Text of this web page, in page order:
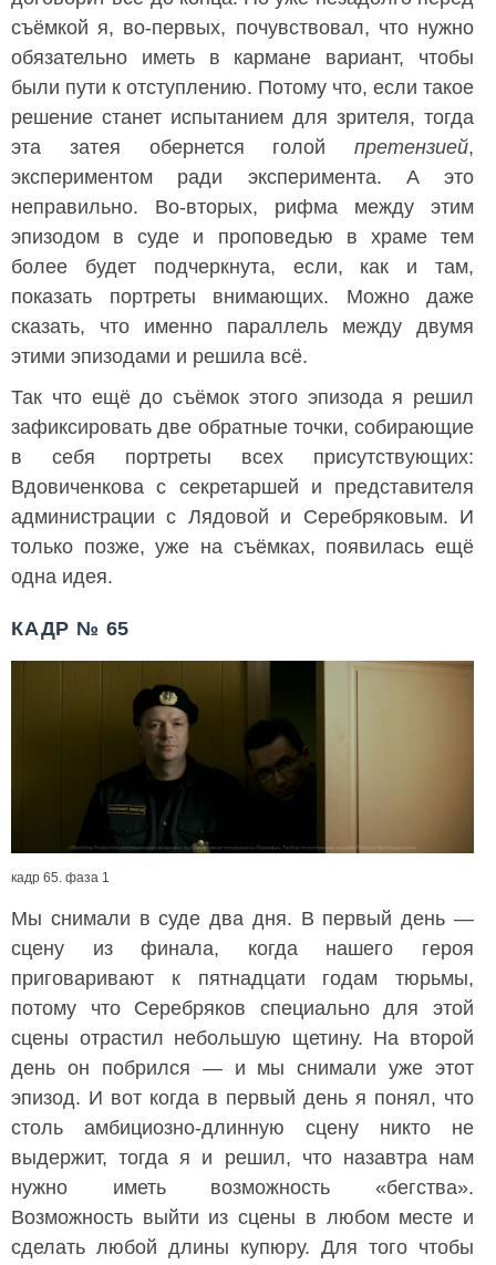
съёмкой я, во-первых, почувствовал, что нужно
обязательно иметь в кармане вариант, чтобы
были пути к отступлению. Потому что, если такое
решение станет испытанием для зрителя, тогда
эта затея обернется голой претензией,
экспериментом ради эксперимента. А это
неправильно. Во-вторых, рифма между этим
эпизодом в суде и проповедью в храме тем
более будет подчеркнута, если, как и там,
показать портреты внимающих. Можно даже
сказать, что именно параллель между двумя
этими эпизодами и решила всё.
Так что ещё до съёмок этого эпизода я решил
зафиксировать две обратные точки, собирающие
в себя портреты всех присутствующих:
Вдовиченкова с секретаршей и представителя
администрации с Лядовой и Серебряковым. И
только позже, уже на съёмках, появилась ещё
одна идея.
КАДР № 65
кадр 65. фаза 1
Мы снимали в суде два дня. В первый день —
сцену из финала, когда нашего героя
приговаривают к пятнадцати годам тюрьмы,
потому что Серебряков специально для этой
сцены отрастил небольшую щетину. На второй
день он побрился — и мы снимали уже этот
эпизод. И вот когда в первый день я понял, что
столь амбициозно-длинную сцену никто не
выдержит, тогда я и решил, что назавтра нам
нужно иметь возможность «бегства».
Возможность выйти из сцены в любом месте и
сделать любой длины купюру. Для того чтобы